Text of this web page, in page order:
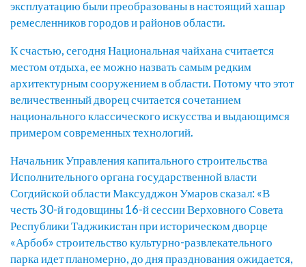
эксплуатацию были преобразованы в настоящий хашар
ремесленников городов и районов области.
К счастью, сегодня Национальная чайхана считается
местом отдыха, ее можно назвать самым редким
архитектурным сооружением в области. Потому что этот
величественный дворец считается сочетанием
национального классического искусства и выдающимся
примером современных технологий.
Начальник Управления капитального строительства
Исполнительного органа государственной власти
Согдийской области Максудджон Умаров сказал: «В
честь 30-й годовщины 16-й сессии Верховного Совета
Республики Таджикистан при историческом дворце
«Арбоб» строительство культурно-развлекательного
парка идет планомерно, до дня празднования ожидается,